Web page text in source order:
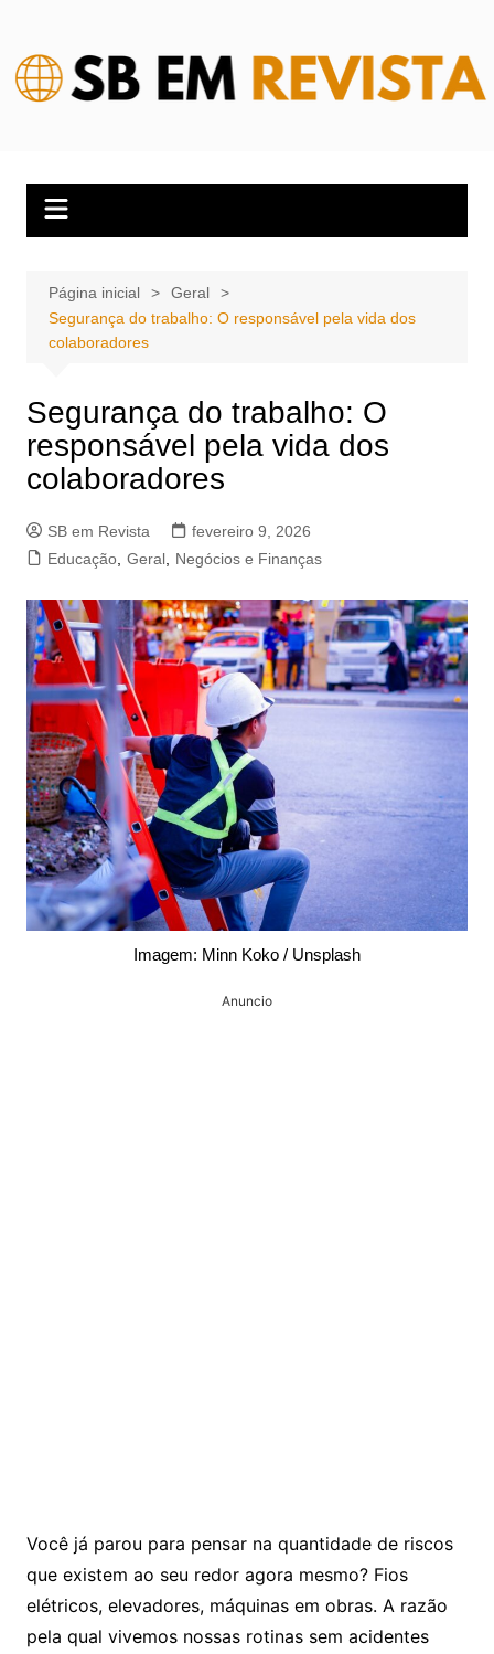
conteúdo
Página inicial
Geral
Segurança do trabalho: O responsável pela vida dos
colaboradores
Segurança do trabalho: O
responsável pela vida dos
colaboradores
SB em Revista
fevereiro 9, 2026
Educação, Geral, Negócios e Finanças
Imagem: Minn Koko / Unsplash
Anuncio
Você já parou para pensar na quantidade de riscos
que existem ao seu redor agora mesmo? Fios
elétricos, elevadores, máquinas em obras. A razão
pela qual vivemos nossas rotinas sem acidentes